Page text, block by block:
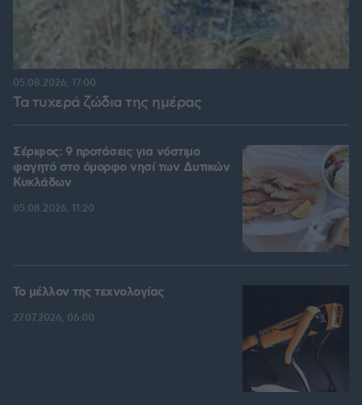
Τα τυχερά ζώδια της ημέρας
05.08.2026, 17:00
Σέριφος: 9 προτάσεις για νόστιμο
φαγητό στο όμορφο νησί των Δυτικών
Κυκλάδων
05.08.2026, 11:20
Το μέλλον της τεχνολογίας
27.07.2026, 06:00